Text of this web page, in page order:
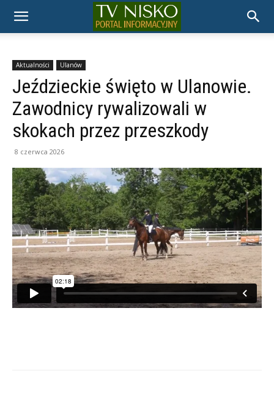
TELEWIZJA
NISKO
Aktualności Ulanów
Jeździeckie święto w Ulanowie.
Zawodnicy rywalizowali w
skokach przez przeszkody
8 czerwca 2026